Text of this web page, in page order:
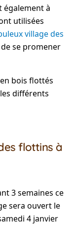
également à
utilisées
village des
se promener
bois flottés
différents
flottins à
3 semaines ce
sera ouvert le
4 janvier